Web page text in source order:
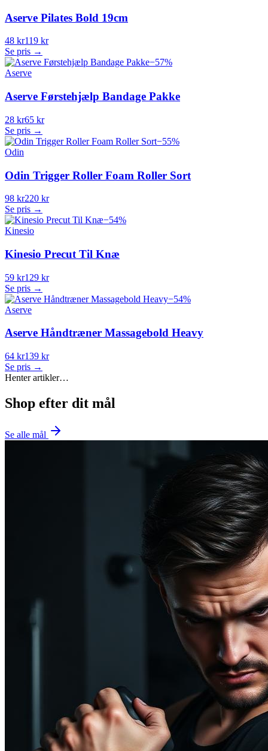
Aserve Pilates Bold 19cm
48 kr119 kr
Se pris →
−57%
Aserve
Aserve Førstehjælp Bandage Pakke
28 kr65 kr
Se pris →
−55%
Odin
Odin Trigger Roller Foam Roller Sort
98 kr220 kr
Se pris →
−54%
Kinesio
Kinesio Precut Til Knæ
59 kr129 kr
Se pris →
−54%
Aserve
Aserve Håndtræner Massagebold Heavy
64 kr139 kr
Se pris →
Henter artikler…
Shop efter dit mål
Se alle mål